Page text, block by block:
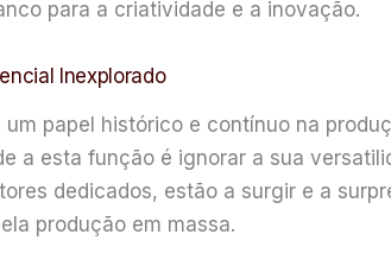
para a criatividade e a inovação.
Inexplorado
um papel histórico e contínuo na
a esta função é ignorar a sua
dedicados, estão a surgir e a
produção em massa.